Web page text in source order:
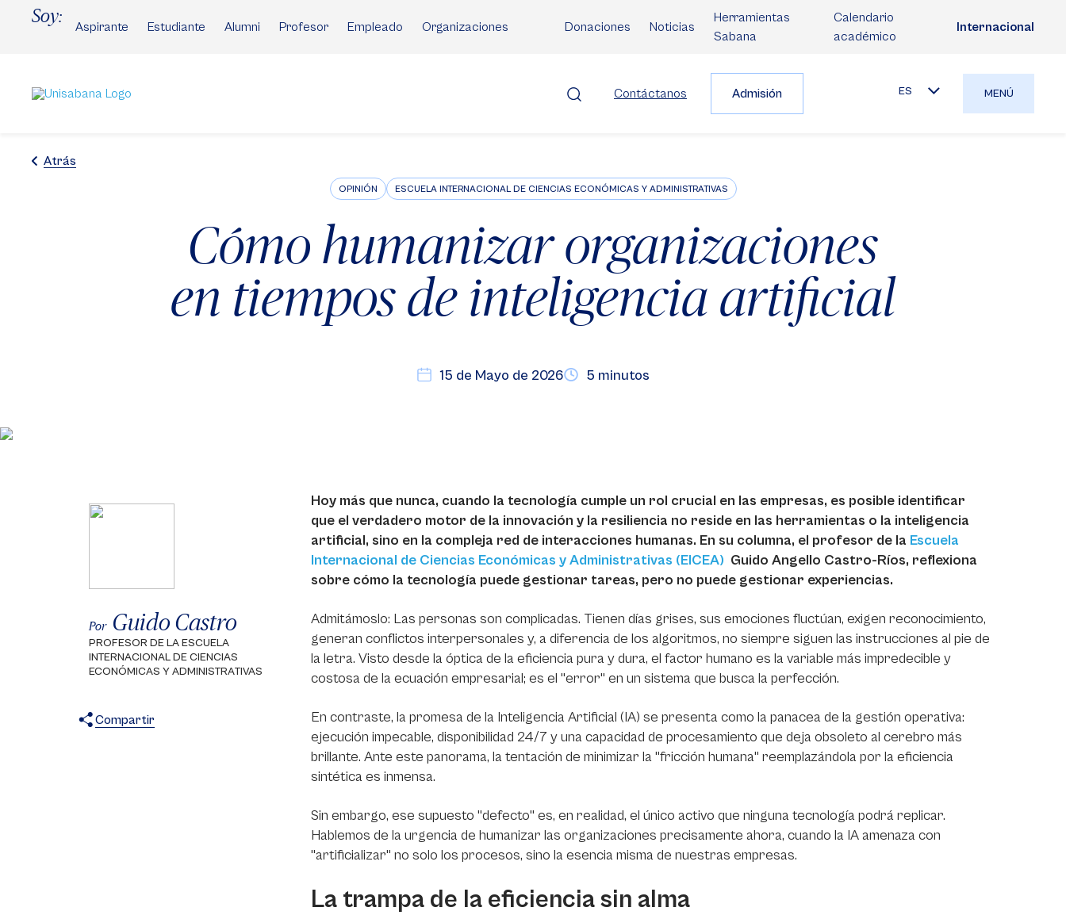
Soy:
Aspirante Estudiante Alumni Profesor Empleado Organizaciones Donaciones Noticias
Herramientas
Sabana
Calendario
académico
Internacional
Contáctanos Admisión ES MENÚ
Atrás
OPINIÓN ESCUELA INTERNACIONAL DE CIENCIAS ECONÓMICAS Y ADMINISTRATIVAS
Cómo humanizar organizaciones
en tiempos de inteligencia artificial
15 de Mayo de 2026 5 minutos
Por Guido Castro
PROFESOR DE LA ESCUELA
INTERNACIONAL DE CIENCIAS
ECONÓMICAS Y ADMINISTRATIVAS
Compartir
Hoy más que nunca, cuando la tecnología cumple un rol crucial en las empresas, es posible identificar
que el verdadero motor de la innovación y la resiliencia no reside en las herramientas o la inteligencia
artificial, sino en la compleja red de interacciones humanas. En su columna, el profesor de la Escuela
Internacional de Ciencias Económicas y Administrativas (EICEA) Guido Angello Castro-Ríos, reflexiona
sobre cómo la tecnología puede gestionar tareas, pero no puede gestionar experiencias.
Admitámoslo: Las personas son complicadas. Tienen días grises, sus emociones fluctúan, exigen reconocimiento,
generan conflictos interpersonales y, a diferencia de los algoritmos, no siempre siguen las instrucciones al pie de
la letra. Visto desde la óptica de la eficiencia pura y dura, el factor humano es la variable más impredecible y
costosa de la ecuación empresarial; es el "error" en un sistema que busca la perfección.
En contraste, la promesa de la Inteligencia Artificial (IA) se presenta como la panacea de la gestión operativa:
ejecución impecable, disponibilidad 24/7 y una capacidad de procesamiento que deja obsoleto al cerebro más
brillante. Ante este panorama, la tentación de minimizar la "fricción humana" reemplazándola por la eficiencia
sintética es inmensa.
Sin embargo, ese supuesto "defecto" es, en realidad, el único activo que ninguna tecnología podrá replicar.
Hablemos de la urgencia de humanizar las organizaciones precisamente ahora, cuando la IA amenaza con
"artificializar" no solo los procesos, sino la esencia misma de nuestras empresas.
La trampa de la eficiencia sin alma